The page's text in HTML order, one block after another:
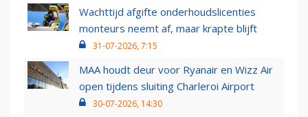
Wachttijd afgifte onderhoudslicenties
monteurs neemt af, maar krapte blijft
31-07-2026, 7:15
MAA houdt deur voor Ryanair en Wizz Air
open tijdens sluiting Charleroi Airport
30-07-2026, 14:30